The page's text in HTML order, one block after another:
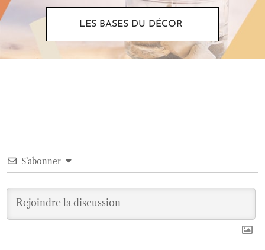
LES BASES DU DÉCOR
S’abonner